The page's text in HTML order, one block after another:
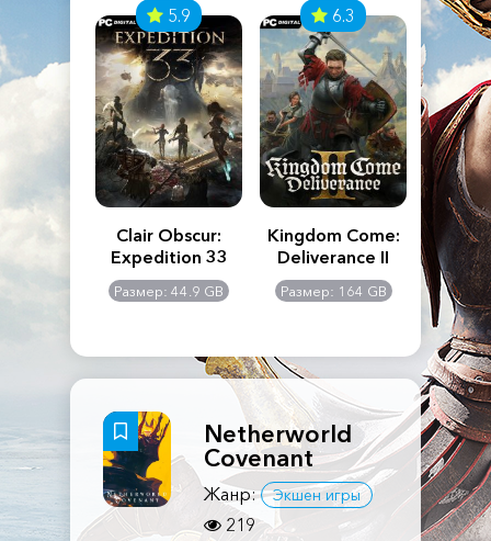
Creed
5.9
Clair Obscur:
Expedition 33
Размер: 44.9 GB
6.3
Kingdom Come:
Deliverance II
Размер: 164 GB
The
Netherworld
Covenant
Жанр: Экшен игры
219